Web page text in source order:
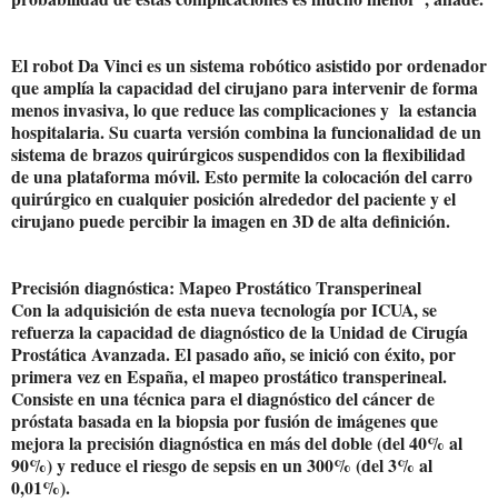
El robot Da Vinci es un sistema robótico asistido por ordenador
que amplía la capacidad del cirujano para intervenir de forma
menos invasiva, lo que reduce las complicaciones y la estancia
hospitalaria. Su cuarta versión combina la funcionalidad de un
sistema de brazos quirúrgicos suspendidos con la flexibilidad
de una plataforma móvil. Esto permite la colocación del carro
quirúrgico en cualquier posición alrededor del paciente y el
cirujano puede percibir la imagen en 3D de alta definición.
Precisión diagnóstica: Mapeo Prostático Transperineal
Con la adquisición de esta nueva tecnología por ICUA, se
refuerza la capacidad de diagnóstico de la Unidad de Cirugía
Prostática Avanzada. El pasado año, se inició con éxito, por
primera vez en España, el mapeo prostático transperineal.
Consiste en una técnica para el diagnóstico del cáncer de
próstata basada en la biopsia por fusión de imágenes que
mejora la precisión diagnóstica en más del doble (del 40% al
90%) y reduce el riesgo de sepsis en un 300% (del 3% al
0,01%).